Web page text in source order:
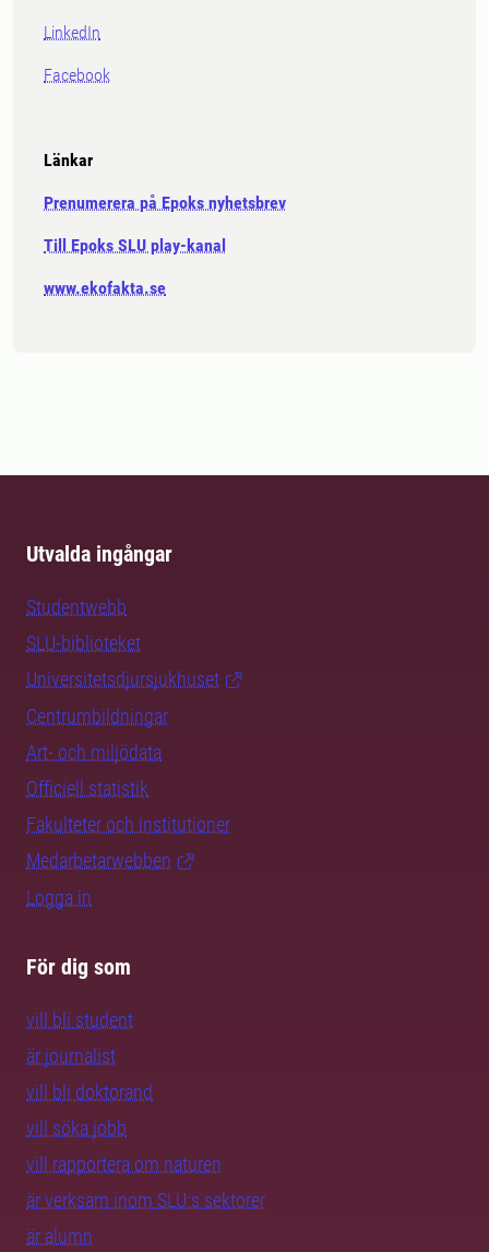
LinkedIn
Facebook
Länkar
Prenumerera på Epoks nyhetsbrev
Till Epoks SLU play-kanal
www.ekofakta.se
Utvalda ingångar
Studentwebb
SLU-biblioteket
Universitetsdjursjukhuset
Centrumbildningar
Art- och miljödata
Officiell statistik
Fakulteter och institutioner
Medarbetarwebben
Logga in
För dig som
vill bli student
är journalist
vill bli doktorand
vill söka jobb
vill rapportera om naturen
är verksam inom SLU:s sektorer
är alumn